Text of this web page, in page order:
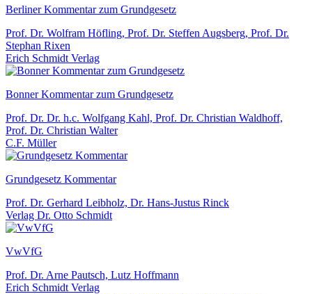
Berliner Kommentar zum Grundgesetz
Prof. Dr. Wolfram Höfling, Prof. Dr. Steffen Augsberg, Prof. Dr.
Stephan Rixen
Erich Schmidt Verlag
Bonner Kommentar zum Grundgesetz
Prof. Dr. Dr. h.c. Wolfgang Kahl, Prof. Dr. Christian Waldhoff,
Prof. Dr. Christian Walter
C.F. Müller
Grundgesetz Kommentar
Prof. Dr. Gerhard Leibholz, Dr. Hans-Justus Rinck
Verlag Dr. Otto Schmidt
VwVfG
Prof. Dr. Arne Pautsch, Lutz Hoffmann
Erich Schmidt Verlag